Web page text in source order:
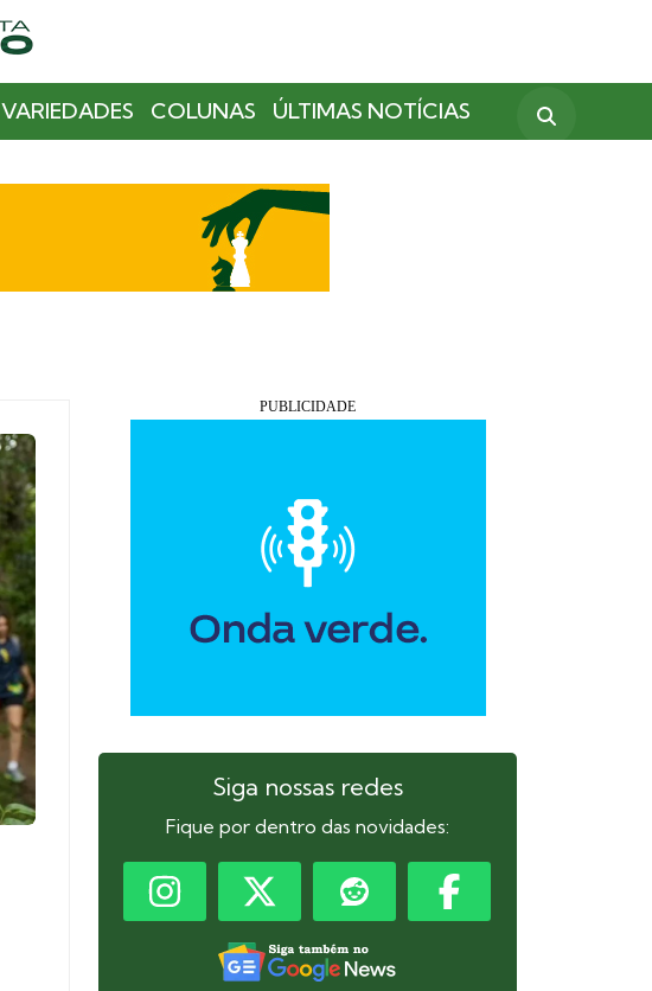
VARIEDADES COLUNAS ÚLTIMAS NOTÍCIAS
Siga nossas redes
Fique por dentro das novidades: